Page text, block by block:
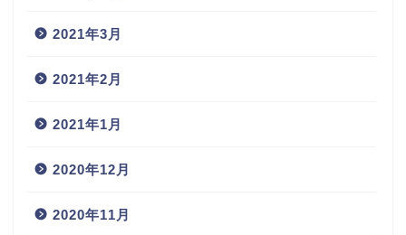
2021年3月
2021年2月
2021年1月
2020年12月
2020年11月